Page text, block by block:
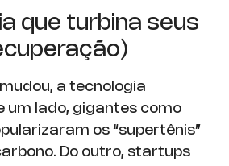
que turbina seus
a tecnologia
um lado, gigantes como
os “supertênis”
Do outro, startups